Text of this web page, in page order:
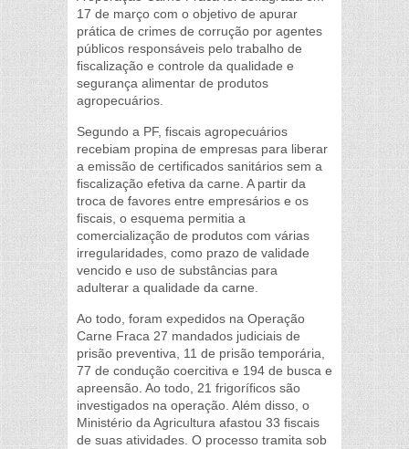
17 de março com o objetivo de apurar
prática de crimes de corrução por agentes
públicos responsáveis pelo trabalho de
fiscalização e controle da qualidade e
segurança alimentar de produtos
agropecuários.
Segundo a PF, fiscais agropecuários
recebiam propina de empresas para liberar
a emissão de certificados sanitários sem a
fiscalização efetiva da carne. A partir da
troca de favores entre empresários e os
fiscais, o esquema permitia a
comercialização de produtos com várias
irregularidades, como prazo de validade
vencido e uso de substâncias para
adulterar a qualidade da carne.
Ao todo, foram expedidos na Operação
Carne Fraca 27 mandados judiciais de
prisão preventiva, 11 de prisão temporária,
77 de condução coercitiva e 194 de busca e
apreensão. Ao todo, 21 frigoríficos são
investigados na operação. Além disso, o
Ministério da Agricultura afastou 33 fiscais
de suas atividades. O processo tramita sob